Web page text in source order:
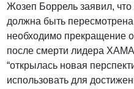
Жозеп Боррель заявил,
должна быть
необходимо прекращение
после смерти лидера
“открылась новая
использовать для